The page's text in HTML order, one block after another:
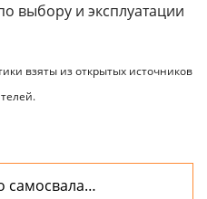
выбору и эксплуатации
взяты из открытых источников
самосвала